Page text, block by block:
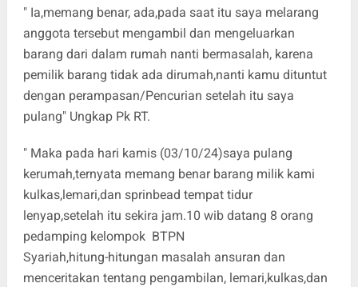
" Ia,memang benar, ada,pada saat itu saya melarang
anggota tersebut mengambil dan mengeluarkan
barang dari dalam rumah nanti bermasalah, karena
pemilik barang tidak ada dirumah,nanti kamu dituntut
dengan perampasan/Pencurian setelah itu saya
pulang" Ungkap Pk RT.
" Maka pada hari kamis (03/10/24)saya pulang
kerumah,ternyata memang benar barang milik kami
kulkas,lemari,dan sprinbead tempat tidur
lenyap,setelah itu sekira jam.10 wib datang 8 orang
pedamping kelompok BTPN
Syariah,hitung-hitungan masalah ansuran dan
menceritakan tentang pengambilan, lemari,kulkas,dan